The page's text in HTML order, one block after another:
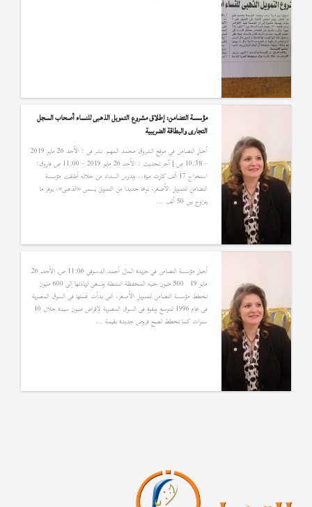
مؤسسة التضامن: إطلاق مشروع التمويل الذهبى للنساء أصحاب السجل
التجارى والبطاقة الضريبية
أخبار التضامن في موقع الشروق محمد المهم نشر فى : الأحد 26 مايو 2019
– 10:38 ص | آخر تحديث : الأحد 26 مايو 2019 – 11:00 ص فاروق:
استخراج 17 ألف كارت ميزة.. وندرس السداد من خلاله أطلقت مؤسسة
التضامن للتمويل الأصغر، نوعا جديدا من التمويل يسمى «الذهبى»، يوفر ما
يتراوح بين 50 ألف …
أخبار مؤسسة التضامن في جريدة المال أحمد الدسوقي 11:06 ص, الأحد, 26
مايو 19 500 مليون جنيه المحفظة النشطة ونسعى لزيادتها إلى 600 مليون
تخطط مؤسسة التضامن للتمويل الأصغر، التى بدأت عملها فى السوق المصرية
فى عام 1996 للتوسع وبقوة فى السوق المصرية لإقراض مليون سيدة خلال 10
سنوات كما تخطط لضح قروض جديدة بقيمة …